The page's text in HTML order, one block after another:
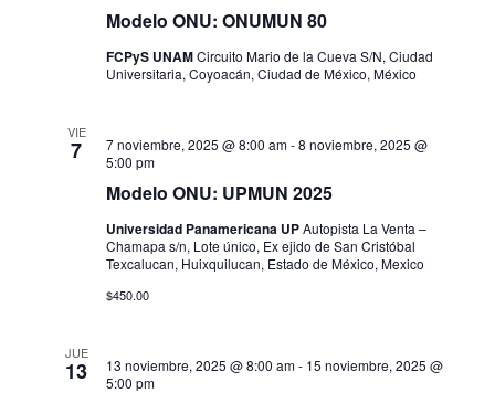
s
Modelo ONU: ONUMUN 80
FCPyS UNAMCircuito Mario de la Cueva S/N, Ciudad
Universitaria, Coyoacán, Ciudad de México, México
VIE
7
Modelo ONU: UPMUN 2025
7 noviembre, 2025 @ 8:00 am-8 noviembre, 2025 @
5:00 pm
Universidad Panamericana UPAutopista La Venta –
Chamapa s/n, Lote único, Ex ejido de San Cristóbal
Texcalucan, Huixquilucan, Estado de México, Mexico
$450.00
JUE
13 13 noviembre, 2025 @ 8:00 am- 15 noviembre, 2025 @
5:00 pm